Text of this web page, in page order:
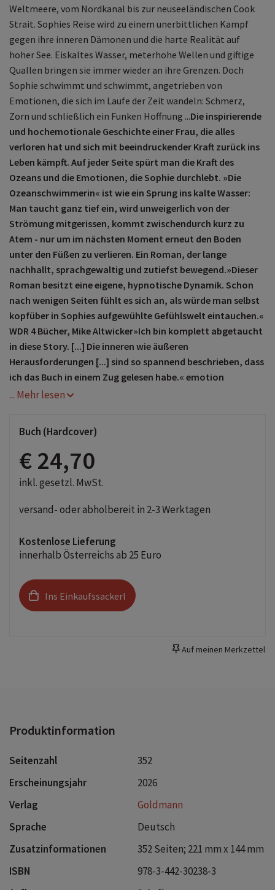
Weltmeere, vom Nordkanal bis zur neuseeländischen Cook
Strait. Sophies Reise wird zu einem unerbittlichen Kampf
gegen ihre inneren Dämonen und die harte Realität auf
hoher See. Eiskaltes Wasser, meterhohe Wellen und giftige
Quallen bringen sie immer wieder an ihre Grenzen. Doch
Sophie schwimmt und schwimmt, angetrieben von
Emotionen, die sich im Laufe der Zeit wandeln: Schmerz,
Zorn und schließlich ein Funken Hoffnung ...Die inspirierende
und hochemotionale Geschichte einer Frau, die alles
verloren hat und sich mit beeindruckender Kraft zurück ins
Leben kämpft. Auf jeder Seite spürt man die Kraft des
Ozeans und die Emotionen, die Sophie durchlebt. »Die
Ozeanschwimmerin« ist wie ein Sprung ins kalte Wasser:
Man taucht ganz tief ein, wird unweigerlich von der
Strömung mitgerissen, kommt zwischendurch kurz zu
Atem - nur um im nächsten Moment erneut den Boden
unter den Füßen zu verlieren. Ein Roman, der lange
nachhallt, sprachgewaltig und zutiefst bewegend.»Dieser
Roman besitzt eine eigene, hypnotische Dynamik. Schon
nach wenigen Seiten fühlt es sich an, als würde man selbst
kopfüber in Sophies aufgewühlte Gefühlswelt eintauchen.«
WDR 4 Bücher, Mike Altwicker»Ich bin komplett abgetaucht
in diese Story. [...] Die inneren wie äußeren
Herausforderungen [...] sind so spannend beschrieben, dass
ich das Buch in einem Zug gelesen habe.« emotion
... Mehr lesen
Buch (Hardcover)
€ 24,70
inkl. gesetzl. MwSt.
versand- oder abholbereit in 2-3 Werktagen
Kostenlose Lieferung
innerhalb Österreichs ab 25 Euro
Ins Einkaufssackerl
Auf meinen Merkzettel
Produktinformation
Seitenzahl
352
Erscheinungsjahr
2026
Verlag
Goldmann
Sprache
Deutsch
Zusatzinformationen
352 Seiten; 221 mm x 144 mm
ISBN
978-3-442-30238-3